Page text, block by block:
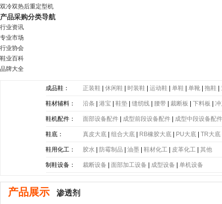
双冷双热后重定型机
产品采购分类导航
行业资讯
专业市场
行业协会
鞋业百科
品牌大全
成品鞋： 正装鞋 |休闲鞋 时装鞋 |运动鞋 |单鞋 |单靴 |拖鞋 |
鞋材辅料： 沿条 |港宝 |鞋垫 |缝纫线 腰带 |裁断板 |下料板 |
带|塑胶片|其他
鞋机配件： 面部设备配件 成型前段设备配件 成型中段设备配
鞋底： 真皮大底 |组合大底 RB橡胶大底 PU大底 |TR大底
底|PE大底|PP大底| SBR大底| PC大底| 软木大底
鞋用化工： 胶水 防霉制品 |油墨 |鞋材化工 皮革化工 |其他
制鞋设备： 裁断设备 |面部加工设备 成型设备 |单机设备
产品展示 渗透剂